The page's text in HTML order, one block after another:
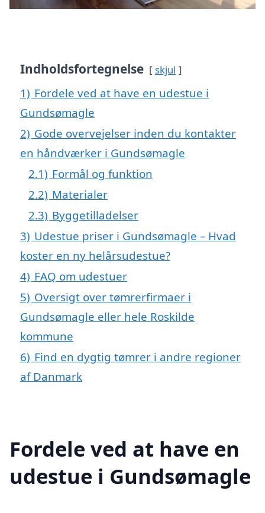
Indholdsfortegnelse skjul
1) Fordele ved at have en udestue i
Gundsømagle
2) Gode overvejelser inden du kontakter
en håndværker i Gundsømagle
2.1) Formål og funktion
2.2) Materialer
2.3) Byggetilladelser
3) Udestue priser i Gundsømagle – Hvad
koster en ny helårsudestue?
4) FAQ om udestuer
5) Oversigt over tømrerfirmaer i
Gundsømagle eller hele Roskilde
kommune
6) Find en dygtig tømrer i andre regioner
af Danmark
Fordele ved at have en
udestue i Gundsømagle